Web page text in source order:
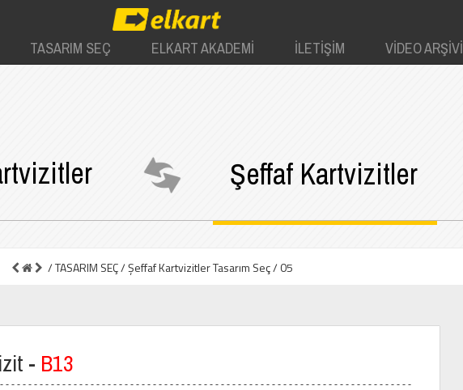
/ TASARIM SEÇ/ Şeffaf Kartvizitler Tasarım Seç/ 05
Şeffaf Kartvizitler
- B13
- - - - - - - - - - - - - - - - - - - - - - - - - - - - - - - - - - - - - - - - - - - - - - - - - - - - - - - - - - - - - - - - - - - - - - - -
TASARIM SEÇ ELKART AKADEMİ İLETİŞİM VİDEO ARŞİVİ